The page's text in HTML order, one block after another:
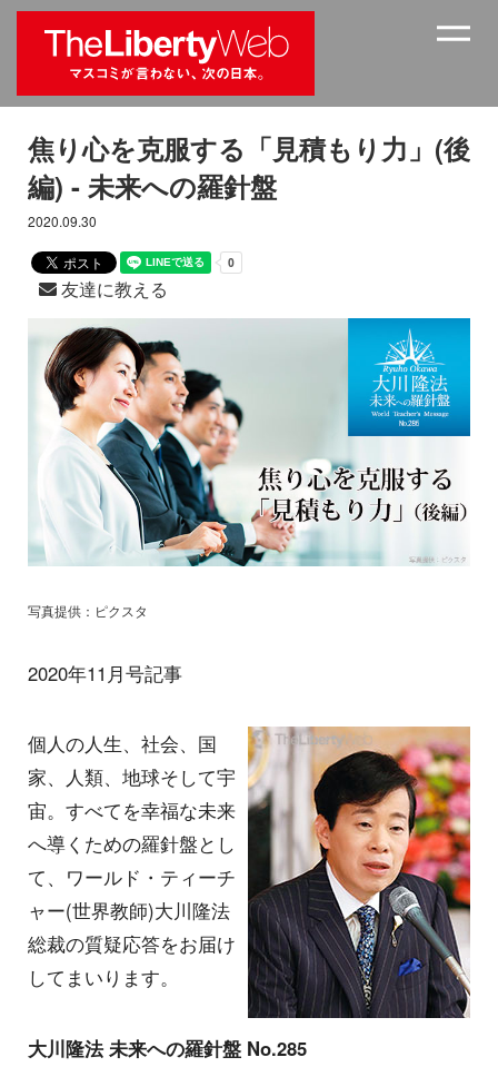
焦り心を克服する「見積もり力」(後
編) - 未来への羅針盤
2020.09.30
友達に教える
写真提供：ピクスタ
2020年11月号記事
個人の人生、社会、国
家、人類、地球そして宇
宙。すべてを幸福な未来
へ導くための羅針盤とし
て、ワールド・ティーチ
ャー(世界教師)大川隆法
総裁の質疑応答をお届け
してまいります。
大川隆法 未来への羅針盤 No.285